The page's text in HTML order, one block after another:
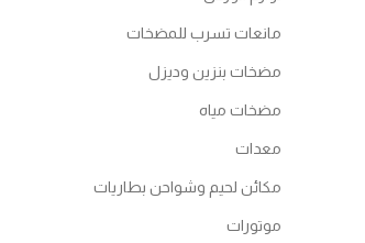
مانعات تسرب للمضخات
مضخات بنزين وديزل
مضخات مياه
معدات
مكائن لحيم وشواحن بطاريات
موتورات